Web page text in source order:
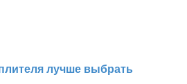
лучше выбрать